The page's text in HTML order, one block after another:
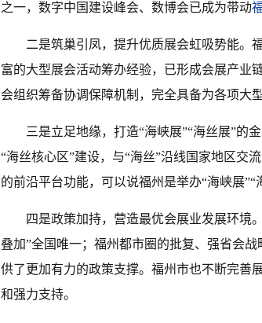
之一，数字中国建设峰会、数博会已成为带动
二是筑巢引凤，提升优质展会虹吸势能。
富的大型展会活动筹办经验，已形成会展产业
会组织筹备协调保障机制，完全具备为各项大
三是立足地缘，打造“海峡展”“海丝展”的
“海丝核心区”建设，与“海丝”沿线国家地区交
的前沿平台功能，可以说福州是举办“海峡展”“
四是政策加持，营造最优会展业发展环境
叠加”全国唯一；福州都市圈的批复、强省会
供了更加有力的政策支撑。福州市也不断完善
和强力支持。